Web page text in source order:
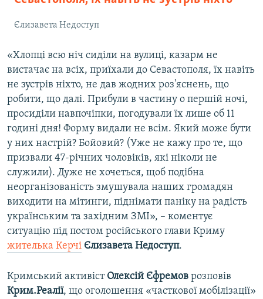
Єлизавета Недоступ
«Хлопці всю ніч сиділи на вулиці, казарм не
вистачає на всіх, приїхали до Севастополя, їх навіть
не зустрів ніхто, не дав жодних роз'яснень, що
робити, що далі. Прибули в частину о першій ночі,
просиділи навпочіпки, погодували їх лише об 11
годині дня! Форму видали не всім. Який може бути
у них настрій? Бойовий? (Уже не кажу про те, що
призвали 47-річних чоловіків, які ніколи не
служили). Дуже не хочеться, щоб подібна
неорганізованість змушувала наших громадян
виходити на мітинги, піднімати паніку на радість
українським та західним ЗМІ», – коментує
ситуацію під постом російського глави Криму
жителька Керчі Єлизавета Недоступ.
Кримський активіст Олексій Єфремов розповів
Крим.Реалії, що оголошення «часткової мобілізації»